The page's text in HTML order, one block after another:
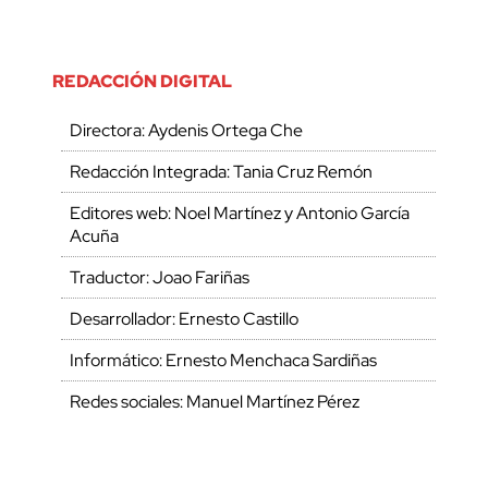
REDACCIÓN DIGITAL
Directora: Aydenis Ortega Che
Redacción Integrada: Tania Cruz Remón
Editores web: Noel Martínez y Antonio García
Acuña
Traductor: Joao Fariñas
Desarrollador: Ernesto Castillo
Informático: Ernesto Menchaca Sardiñas
Redes sociales: Manuel Martínez Pérez